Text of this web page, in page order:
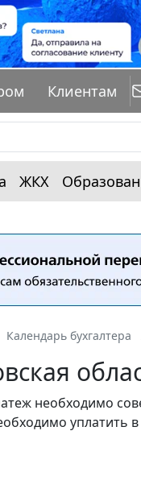
Клиентам
ЖКХ
Календарь бухгалтера
необходимо
уплатить